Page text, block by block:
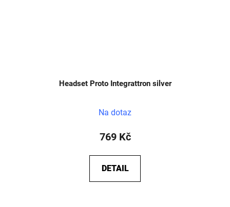
Headset Proto Integrattron silver
Na dotaz
769 Kč
DETAIL